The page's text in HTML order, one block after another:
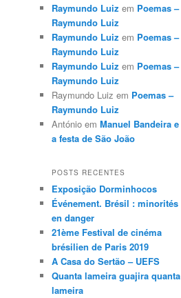
Raymundo Luiz em Poemas –
Raymundo Luiz
Raymundo Luiz em Poemas –
Raymundo Luiz
Raymundo Luiz em Poemas –
Raymundo Luiz
Raymundo Luiz em Poemas –
Raymundo Luiz
António em Manuel Bandeira e
a festa de São João
POSTS RECENTES
Exposição Dorminhocos
Événement. Brésil : minorités
en danger
21ème Festival de cinéma
brésilien de Paris 2019
A Casa do Sertão – UEFS
Quanta lameira guajira quanta
lameira